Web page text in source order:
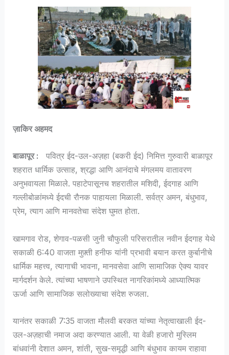
ज़ाकिर अहमद
बाळापूर : पवित्र ईद-उल-अज़हा (बकरी ईद) निमित्त गुरुवारी बाळापूर
शहरात धार्मिक उत्साह, श्रद्धा आणि आनंदाचे मंगलमय वातावरण
अनुभवायला मिळाले. पहाटेपासूनच शहरातील मशिदी, ईदगाह आणि
गल्लीबोळांमध्ये ईदची रौनक पाहायला मिळाली. सर्वत्र अमन, बंधुभाव,
प्रेम, त्याग आणि मानवतेचा संदेश घुमत होता.
खामगाव रोड, शेगाव-पळसी जुनी चौफुली परिसरातील नवीन ईदगाह येथे
सकाळी 6:40 वाजता मुफ़्ती हनीफ यांनी प्रभावी बयान करत कुर्बानीचे
धार्मिक महत्त्व, त्यागाची भावना, मानवसेवा आणि सामाजिक ऐक्य यावर
मार्गदर्शन केले. त्यांच्या भाषणाने उपस्थित नागरिकांमध्ये आध्यात्मिक
ऊर्जा आणि सामाजिक सलोख्याचा संदेश रुजला.
यानंतर सकाळी 7:35 वाजता मौलवी बरकत यांच्या नेतृत्वाखाली ईद-
उल-अज़हाची नमाज अदा करण्यात आली. या वेळी हजारो मुस्लिम
बांधवांनी देशात अमन, शांती, सुख-समृद्धी आणि बंधुभाव कायम राहावा